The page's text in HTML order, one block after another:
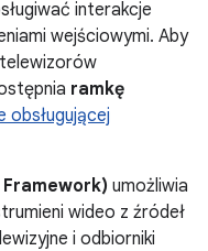
interakcje
wejściowymi. Aby
ramkę
obsługującej
umożliwia
wideo z źródeł
i odbiorniki